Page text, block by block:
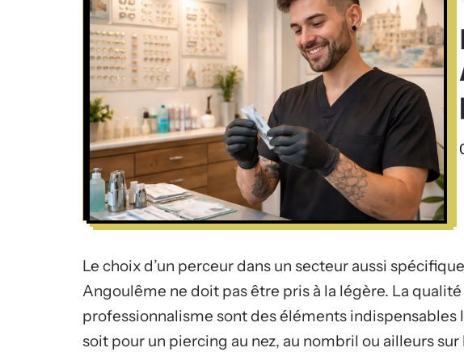
Le choix d’un perceur dans un secteur aussi
Angoulême ne doit pas être pris à la légère. La
professionnalisme sont des éléments indispensables
soit pour un piercing au nez, au nombril ou ailleurs